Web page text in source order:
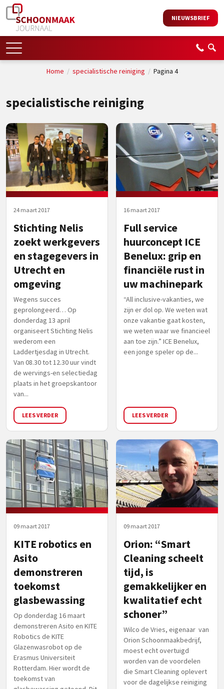
NIEUWSBRIEF
Home / specialistische reiniging / Pagina 4
specialistische reiniging
24 maart 2017
Stichting Nelis
zoekt werkgevers
en stagegevers in
Utrecht en
omgeving
Wegens succes
geprolongeerd… Op
donderdag 13 april
organiseert Stichting Nelis
wederom een
Laddertjesdag in Utrecht.
Van 08.30 tot 12.30 uur vindt
de wervings-en selectiedag
plaats in het groepskantoor
van...
LEES VERDER
16 maart 2017
Full service
huurconcept ICE
Benelux: grip en
financiële rust in
uw machinepark
“All inclusive-vakanties, we
zijn er dol op. We weten wat
onze vakantie gaat kosten,
we weten waar we financieel
aan toe zijn.” ICE Benelux,
een jonge speler op de...
LEES VERDER
09 maart 2017
KITE robotics en
Asito
demonstreren
toekomst
glasbewassing
Op donderdag 16 maart
demonstreren Asito en KITE
Robotics de KITE
Glazenwasrobot op de
Erasmus Universiteit
Rotterdam. Hier wordt de
toekomst van
09 maart 2017
Orion: “Smart
Cleaning scheelt
tijd, is
gemakkelijker en
kwalitatief echt
schoner”
Wilco de Vries, eigenaar van
Orion Schoonmaakbedrijf,
moest echt overtuigd
worden van de voordelen
die Smart Cleaning oplevert
voor de dagelijkse reiniging